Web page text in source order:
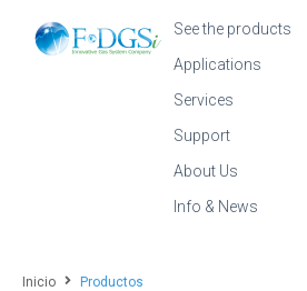
See the products
Applications
Services
Support
About Us
Info & News
Inicio Productos